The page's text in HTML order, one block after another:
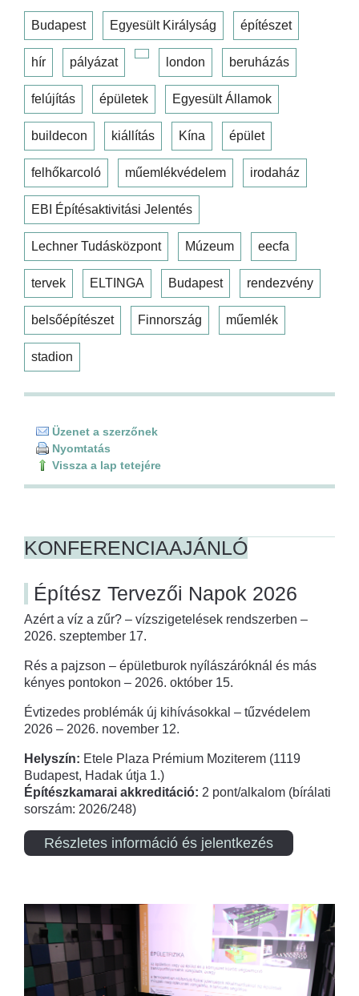
Budapest Egyesült Királyság építészet
hír pályázat london beruházás
felújítás épületek Egyesült Államok
buildecon kiállítás Kína épület
felhőkarcoló műemlékvédelem irodaház
EBI Építésaktivitási Jelentés
Lechner Tudásközpont Múzeum eecfa
tervek ELTINGA Budapest rendezvény
belsőépítészet Finnország műemlék
stadion
Üzenet a szerzőnek
Nyomtatás
Vissza a lap tetejére
KONFERENCIAAJÁNLÓ
Építész Tervezői Napok 2026
Azért a víz a zűr? – vízszigetelések rendszerben –
2026. szeptember 17.
Rés a pajzson – épületburok nyílászáróknál és más
kényes pontokon – 2026. október 15.
Évtizedes problémák új kihívásokkal – tűzvédelem
2026 – 2026. november 12.
Helyszín: Etele Plaza Prémium Moziterem (1119
Budapest, Hadak útja 1.)
Építészkamarai akkreditáció: 2 pont/alkalom (bírálati
sorszám: 2026/248)
Részletes információ és jelentkezés